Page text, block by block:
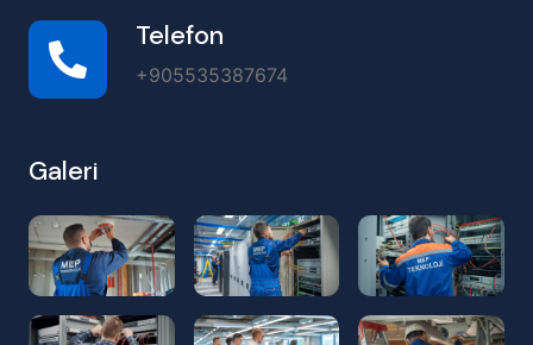
Telefon
+905535387674
Galeri